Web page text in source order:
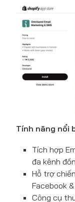
Tính năng nổi
Tích hợp
đa kênh
Hỗ trợ
Facebook
Công cụ